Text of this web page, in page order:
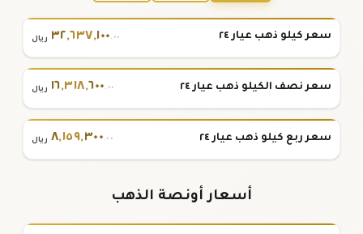
سعر كيلو ذهب عيار ٢٤ ٣٢,٦٣٧,١٠٠.٠٠ ريال
سعر نصف الكيلو ذهب عيار ٢٤ ١٦,٣١٨,٦٠٠.٠٠ ريال
سعر ربع كيلو ذهب عيار ٢٤ ٨,١٥٩,٣٠٠.٠٠ ريال
أسعار أونصة الذهب